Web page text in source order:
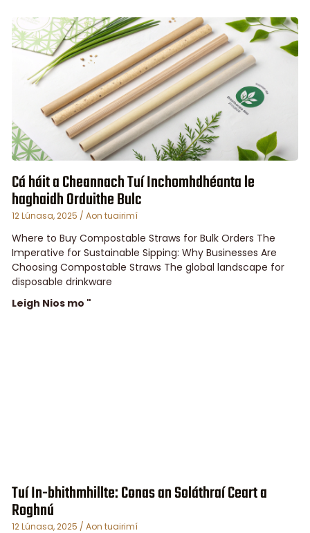
Cá háit a Cheannach Tuí Inchomhdhéanta le
haghaidh Orduithe Bulc
12 Lúnasa, 2025 Aon tuairimí
Where to Buy Compostable Straws for Bulk Orders The
Imperative for Sustainable Sipping: Why Businesses Are
Choosing Compostable Straws The global landscape for
disposable drinkware
Leigh Nios mo "
Tuí In-bhithmhillte: Conas an Soláthraí Ceart a
Roghnú
12 Lúnasa, 2025 Aon tuairimí